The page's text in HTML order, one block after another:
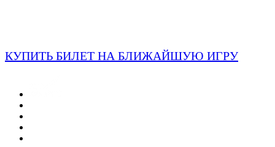
КУПИТЬ БИЛЕТ НА БЛИЖАЙШУЮ ИГРУ